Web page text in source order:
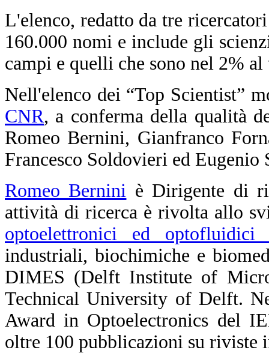
L'elenco, redatto da tre
160.000 nomi e include gli
campi e quelli che sono nel 2%
Nell'elenco dei “Top Scientist”
CNR, a conferma della qualità
Romeo Bernini, Gianfranco
Francesco Soldovieri ed Eugenio
Romeo Bernini è Dirigente di
attività di ricerca è rivolta allo
optoelettronici ed optofluidici
industriali, biochimiche e
DIMES (Delft Institute of
Technical University of Delft.
Award in Optoelectronics del
oltre 100 pubblicazioni su riviste